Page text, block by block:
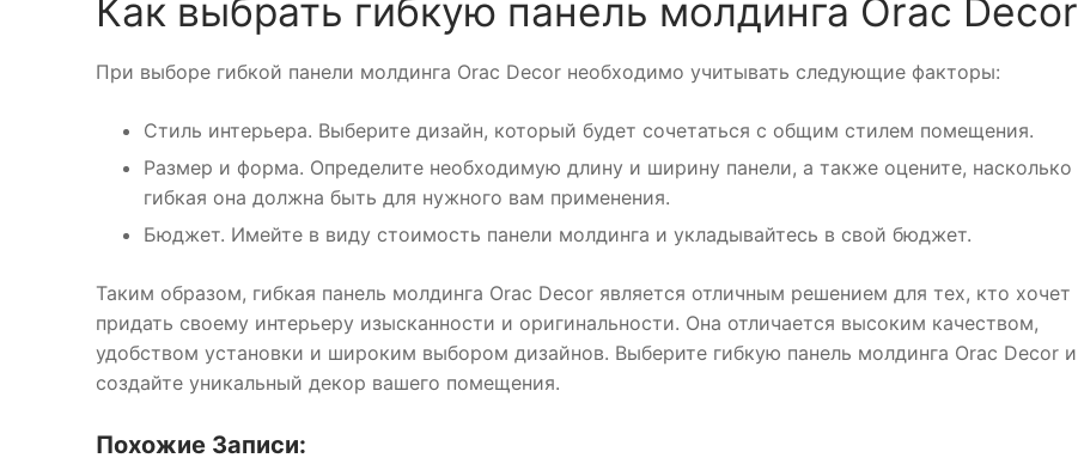
Как выбрать гибкую панель молдинга Orac Decor
При выборе гибкой панели молдинга Orac Decor необходимо учитывать следующие факторы:
Стиль интерьера. Выберите дизайн, который будет сочетаться с общим стилем помещения.
Размер и форма. Определите необходимую длину и ширину панели, а также оцените, насколько
гибкая она должна быть для нужного вам применения.
Бюджет. Имейте в виду стоимость панели молдинга и укладывайтесь в свой бюджет.
Таким образом, гибкая панель молдинга Orac Decor является отличным решением для тех, кто хочет
придать своему интерьеру изысканности и оригинальности. Она отличается высоким качеством,
удобством установки и широким выбором дизайнов. Выберите гибкую панель молдинга Orac Decor и
создайте уникальный декор вашего помещения.
Похожие Записи: